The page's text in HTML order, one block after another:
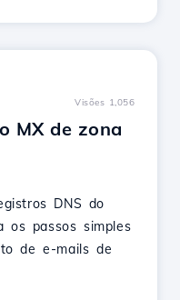
Visões 1,056
MX de zona
DNS do
os passos simples
de e-mails de